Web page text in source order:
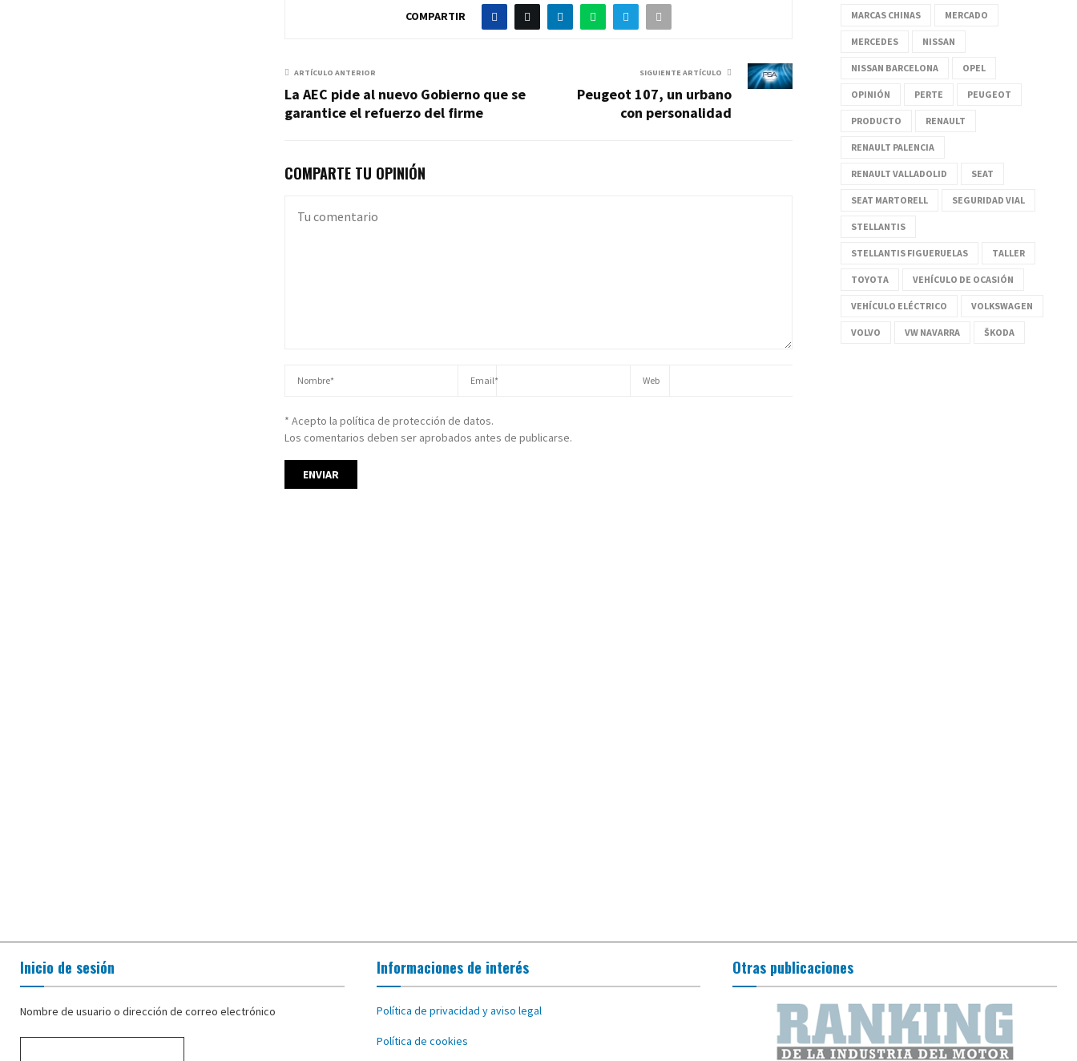
COMPARTIR
ARTÍCULO ANTERIOR
La AEC pide al nuevo Gobierno que se
garantice el refuerzo del firme
SIGUIENTE ARTÍCULO
Peugeot 107, un urbano
con personalidad
COMPARTE TU OPINIÓN
* Acepto la política de protección de datos.
Los comentarios deben ser aprobados antes de publicarse.
MARCAS CHINAS MERCADO
MERCEDES NISSAN
NISSAN BARCELONA OPEL
OPINIÓN PERTE PEUGEOT
PRODUCTO RENAULT
RENAULT PALENCIA
RENAULT VALLADOLID SEAT
SEAT MARTORELL SEGURIDAD VIAL
STELLANTIS
STELLANTIS FIGUERUELAS TALLER
TOYOTA VEHÍCULO DE OCASIÓN
VEHÍCULO ELÉCTRICO VOLKSWAGEN
VOLVO VW NAVARRA ŠKODA
Inicio de sesión
Nombre de usuario o dirección de correo electrónico
Informaciones de interés
Política de privacidad y aviso legal
Política de cookies
Otras publicaciones